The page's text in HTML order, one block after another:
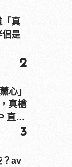
「真
侶是
2
心」
真槍
直接
3
？av